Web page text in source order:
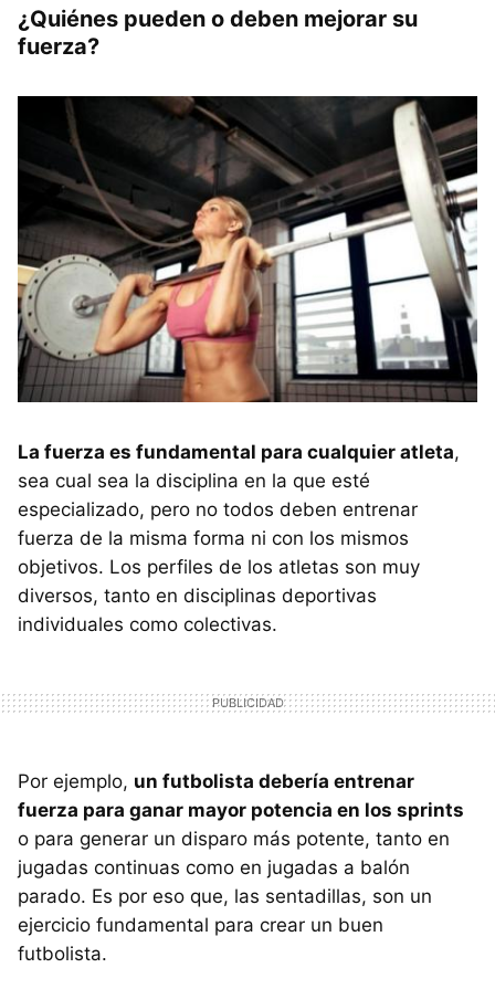
¿Quiénes pueden o deben mejorar su
fuerza?
La fuerza es fundamental para cualquier atleta,
sea cual sea la disciplina en la que esté
especializado, pero no todos deben entrenar
fuerza de la misma forma ni con los mismos
objetivos. Los perfiles de los atletas son muy
diversos, tanto en disciplinas deportivas
individuales como colectivas.
Por ejemplo, un futbolista debería entrenar
fuerza para ganar mayor potencia en los sprints
o para generar un disparo más potente, tanto en
jugadas continuas como en jugadas a balón
parado. Es por eso que, las sentadillas, son un
ejercicio fundamental para crear un buen
futbolista.